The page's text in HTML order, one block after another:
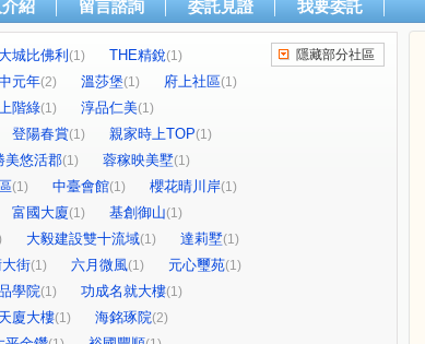
紹 留言諮詢 委託見證 我要委託
大城比佛利 (1) THE精銳(1)
元年(2) 溫莎堡(1) 府上社區(1)
階綠(1) 淳品仁美(1)
登陽春賞(1) 親家時上TOP(1)
美悠活郡(1) 蓉稼映美墅(1)
(1) 中臺會館(1) 櫻花晴川岸(1)
富國大廈(1) 基創御山(1)
大毅建設雙十流域(1) 達莉墅(1)
街(1) 六月微風(1) 元心璽苑(1)
學院(1) 功成名就大樓(1)
廈大樓(1) 海銘琢院(2)
隱藏部分社區